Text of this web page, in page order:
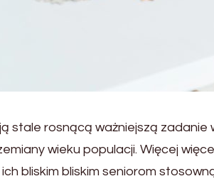
stale rosnącą ważniejszą zadanie
wieku populacji. Więcej
bliskim bliskim seniorom